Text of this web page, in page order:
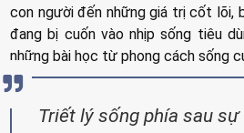
con người đến những giá trị cốt lõi,
đang bị cuốn vào nhịp sống tiêu
những bài học từ phong cách sống
Triết lý sống phía sau sự